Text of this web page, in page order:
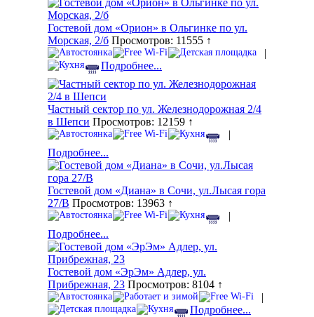
Гостевой дом «Орион» в Ольгинке по ул.
Морская, 2/б Просмотров: 11555 ↑
|
Подробнее...
Частный сектор по ул. Железнодорожная 2/4
в Шепси Просмотров: 12159 ↑
|
Подробнее...
Гостевой дом «Диана» в Сочи, ул.Лысая гора
27/В Просмотров: 13963 ↑
|
Подробнее...
Гостевой дом «ЭрЭм» Адлер, ул.
Прибрежная, 23 Просмотров: 8104 ↑
|
Подробнее...